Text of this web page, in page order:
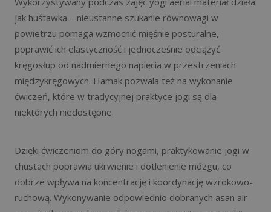
jak huśtawka – nieustanne szukanie równowagi w
powietrzu pomaga wzmocnić mięśnie posturalne,
poprawić ich elastyczność i jednocześnie odciążyć
kręgosłup od nadmiernego napięcia w przestrzeniach
międzykręgowych. Hamak pozwala też na wykonanie
ćwiczeń, które w tradycyjnej praktyce jogi są dla
niektórych niedostępne.
Dzięki ćwiczeniom do góry nogami, praktykowanie jogi w
chustach poprawia ukrwienie i dotlenienie mózgu, co
dobrze wpływa na koncentrację i koordynację wzrokowo-
ruchową. Wykonywanie odpowiednio dobranych asan air